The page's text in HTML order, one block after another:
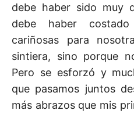
debe haber sido muy
debe haber costado
cariñosas para
sintiera, sino porque
Pero se esforzó y
que pasamos juntos
más abrazos que mis